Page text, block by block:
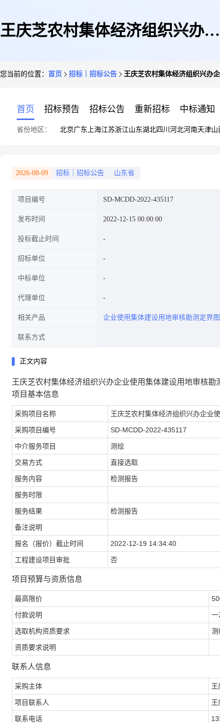
王庆芝农村集体经济组织兴办企
采购公告
您当前的位置： 首页 招标｜招标公告 王庆芝农村集体经济组织兴办
首页 招标预告 招标公告 重新招标 中标通知
省份地区： 北京广东 上海江苏浙江山东湖北四川 河北河南天津山
2026-08-09 招标｜招标公告 山东省
项目编号 SD-MCDD-2022-435117
发布时间 2022-12-15 00:00:00
投标截止时间
招标单位
中标单位
代理单位
相关产品 企业使用集体建设用地审核勘测定界
联系方式
正文内容
王庆芝农村集体经济组织兴办企业使用集体建设用地审核
项目基本信息
采购项目名称 王庆芝农村集体经济组织兴办企业
采购项目编号 SD-MCDD-2022-435117
中介服务项目 测绘
交易方式 直接选取
服务内容 检测报告
服务时限
服务结果 检测报告
备注说明
报名（报价）截止时间 2022-12-19 14:34:40
工程建设项目审批 否
项目预算与资质信息
最高限价
付款说明 一
选取机构资质要求 测
资质要求说明
联系人信息
采购主体 王
项目联系人 王
联系电话